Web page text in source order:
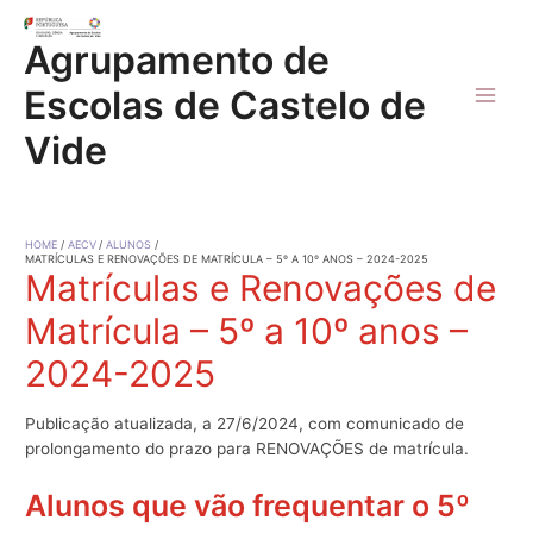
content
Agrupamento de
Escolas de Castelo de
Vide
HOME AECV
ALUNOS
MATRÍCULAS E RENOVAÇÕES DE MATRÍCULA – 5º A 10º ANOS – 2024-2025
Matrículas e Renovações de
Matrícula – 5º a 10º anos –
2024-2025
Publicação atualizada, a 27/6/2024, com comunicado de
prolongamento do prazo para RENOVAÇÕES de matrícula.
Alunos que vão frequentar o 5º